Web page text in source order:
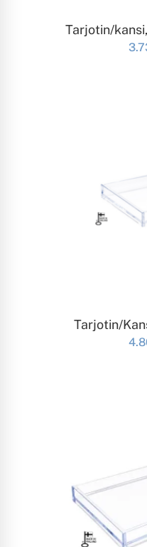
Tarjotin/
Tarjotin/